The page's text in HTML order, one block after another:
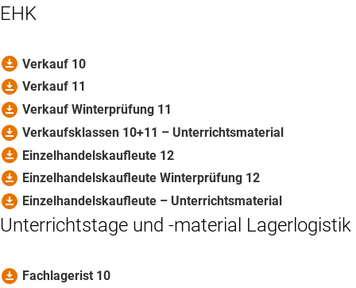
EHK
download_for_offline Verkauf 10
download_for_offline Verkauf 11
download_for_offline Verkauf Winterprüfung 11
download_for_offline Verkaufsklassen 10+11 – Unterrichtsmaterial
download_for_offline Einzelhandelskaufleute 12
download_for_offline Einzelhandelskaufleute Winterprüfung 12
download_for_offline Einzelhandelskaufleute – Unterrichtsmaterial
Unterrichtstage und -material Lagerlogistik
download_for_offline Fachlagerist 10